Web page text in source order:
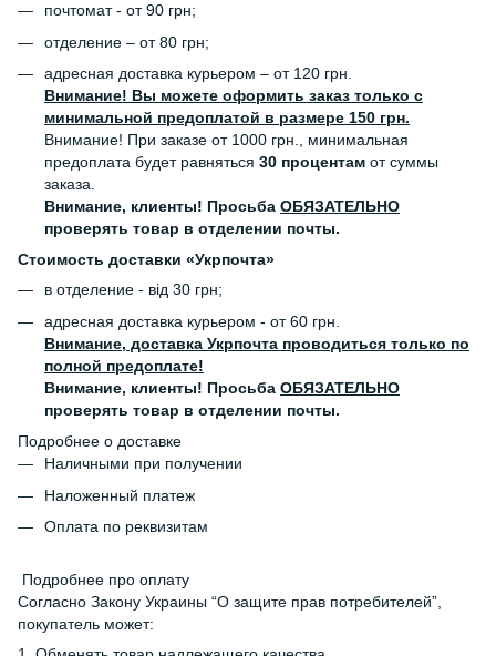
почтомат - от 90 грн;
отделение – от 80 грн;
адресная доставка курьером – от 120 грн.
Внимание! Вы можете оформить заказ только с
минимальной предоплатой в размере 150 грн.
Внимание! При заказе от 1000 грн., минимальная
предоплата будет равняться 30 процентам от суммы
заказа.
Внимание, клиенты! Просьба ОБЯЗАТЕЛЬНО
проверять товар в отделении почты.
Стоимость доставки «Укрпочта»
в отделение - від 30 грн;
адресная доставка курьером - от 60 грн.
Внимание, доставка Укрпочта проводиться только по
полной предоплате!
Внимание, клиенты! Просьба ОБЯЗАТЕЛЬНО
проверять товар в отделении почты.
Подробнее о доставке
Наличными при получении
Наложенный платеж
Оплата по реквизитам
Подробнее про оплату
Согласно Закону Украины “О защите прав потребителей”,
покупатель может: